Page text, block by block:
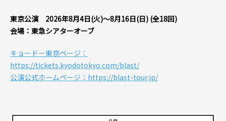
東京公演 2026年8月4日(火)～8月16日(日) (全18回)
会場：東急シアターオーブ
キョードー東京ページ：
https://tickets.kyodotokyo.com/blast/
公演公式ホームページ：https://blast-tour.jp/